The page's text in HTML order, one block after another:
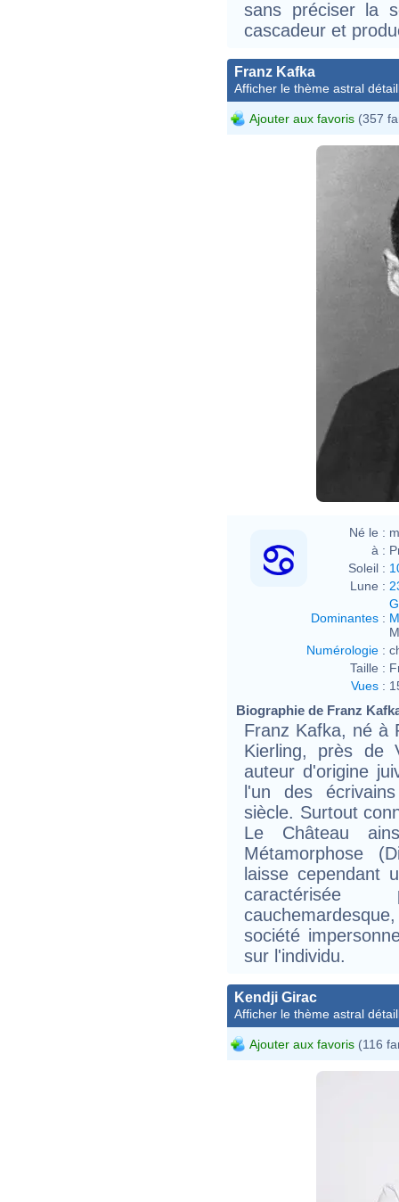
sans préciser la
cascadeur et
Franz Kafka
Afficher le thème astral
Ajouter aux favoris (357
Né le :
à :
Soleil :
Lune :
Dominantes :
Numérologie :
Taille :
Vues :
Biographie de Franz
Franz Kafka, né à
Kierling, près de
auteur d'origine
l'un des
siècle. Surtout
Le Château
Métamorphose
laisse cependant
société
sur l'individu.
Kendji Girac
Afficher le thème astral
Ajouter aux favoris (116